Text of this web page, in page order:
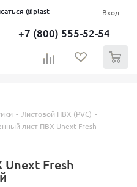
@plast Вход
+7 (800) 555-52-54
- Листовой ПВХ (PVC) -
лист ПВХ Unext Fresh
Fresh